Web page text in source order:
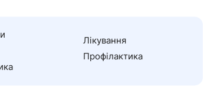
Лікування
Профілактика